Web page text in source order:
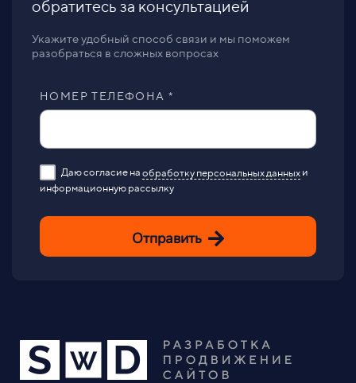
обратитесь за консультацией
Укажите удобный способ связи и мы поможем
разобраться в сложных вопросах
НОМЕР ТЕЛЕФОНА *
Даю согласие на обработку персональных данных и
информационную рассылку
Отправить